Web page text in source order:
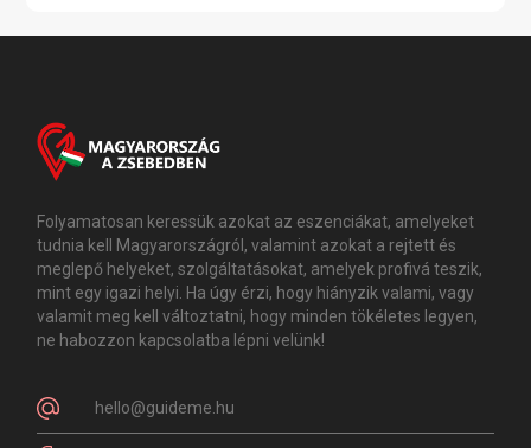
Folyamatosan keressük azokat az eszenciákat, amelyeket
tudnia kell Magyarországról, valamint azokat a rejtett és
meglepő helyeket, szolgáltatásokat, amelyek profivá teszik,
mint egy igazi helyi. Ha úgy érzi, hogy hiányzik valami, vagy
valamit meg kell változtatni, hogy minden tökéletes legyen,
ne habozzon kapcsolatba lépni velünk!
hello@guideme.hu